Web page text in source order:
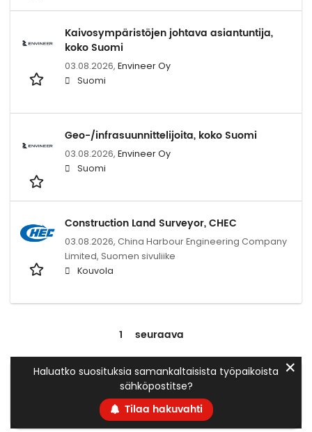
Kaivosympäristöjen johtava asiantuntija,
koko Suomi
03.08.2026, Envineer Oy
Suomi
Geo-/infrasuunnittelijoita, koko Suomi
03.08.2026, Envineer Oy
Suomi
Construction Land Surveyor, CHEC
03.08.2026, China Harbour Engineering Company
Limited, Suomen sivuliike
Kouvola
1 seuraava
Haluatko suosituksia samankaltaisista työpaikoista
sähköpostitse?
Tilaa hakuvahti
✕